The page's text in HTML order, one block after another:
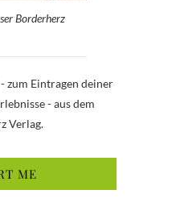
Borderherz
zum Eintragen deiner
- aus dem
Verlag.
ME